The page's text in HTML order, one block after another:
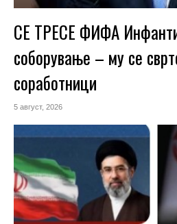
СЕ ТРЕСЕ ФИФА
соборување – му се
соработници
5 август, 2026